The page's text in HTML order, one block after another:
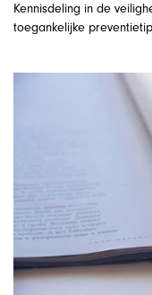
Kennisdeling in de
toegankelijke